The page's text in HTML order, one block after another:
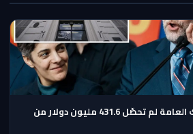
تدقيق: مدارس نيويورك العامة لم تحصّل 431.6 مليون دولار من